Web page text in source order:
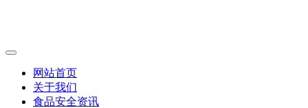
网站首页
关于我们
食品安全资讯